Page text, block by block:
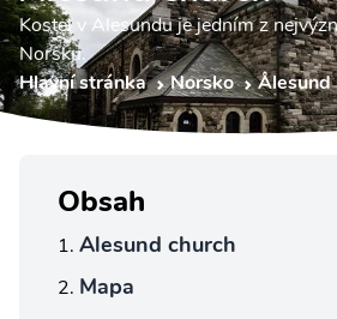
Kostel v Alesundu je jedním z
Norsku.
Hlavní stránka
Norsko Ålesund
Obsah
Alesund church
Mapa